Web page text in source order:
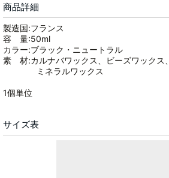
商品詳細
製造国:フランス
容 量:50ml
カラー:ブラック・ニュートラル
素 材:カルナバワックス、ビーズワックス、
ミネラルワックス
1個単位
サイズ表